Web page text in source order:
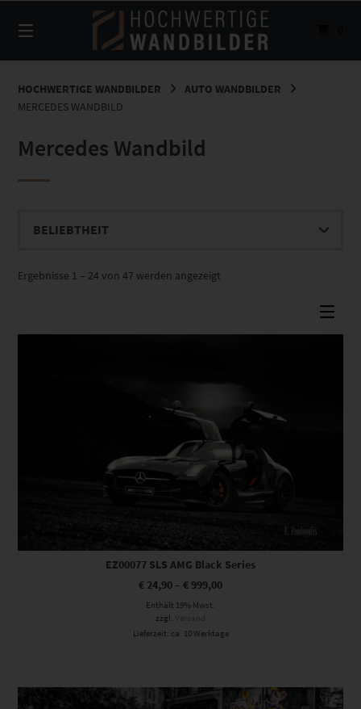
zum
Inhalt
HOCHWERTIGE WANDBILDER
AUTO WANDBILDER
MERCEDES WANDBILD
Mercedes Wandbild
Ergebnisse 1 – 24 von 47 werden angezeigt
Dieses Produkt weist mehrere Varianten auf. Die Optionen können auf der Produktseite gewählt werden
EZ00077 SLS AMG Black Series
€ 24,90 – € 999,00
Enthält 19% Mwst.
zzgl. Versand
Lieferzeit: ca. 10 Werktage
Dieses Produkt weist mehrere Varianten auf. Die Optionen können auf der Produktseite gewählt werden